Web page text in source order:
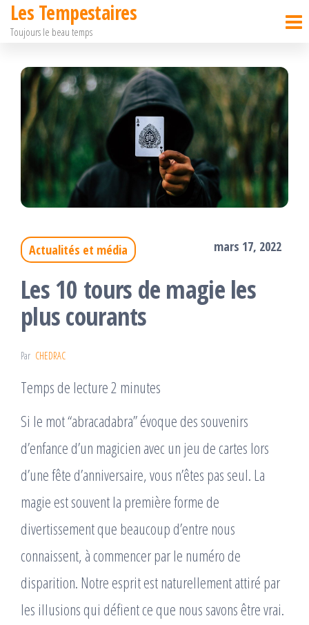
Passer
contenu
Les Tempestaires
Toujours le beau temps
Actualités et média mars 17, 2022
Les 10 tours de magie les
plus courants
Par CHEDRAC
Temps de lecture 2 minutes
Si le mot “abracadabra” évoque des souvenirs
d’enfance d’un magicien avec un jeu de cartes lors
d’une fête d’anniversaire, vous n’êtes pas seul. La
magie est souvent la première forme de
divertissement que beaucoup d’entre nous
connaissent, à commencer par le numéro de
disparition. Notre esprit est naturellement attiré par
les illusions qui défient ce que nous savons être vrai.